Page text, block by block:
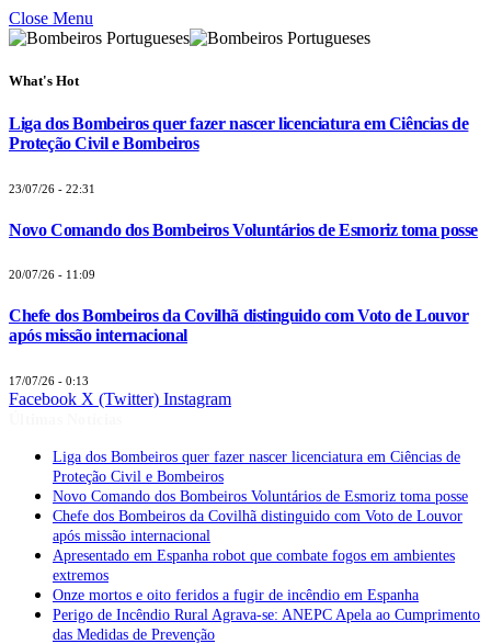
Close Menu
What's Hot
Liga dos Bombeiros quer fazer nascer licenciatura em Ciências de
Proteção Civil e Bombeiros
23/07/26 - 22:31
Novo Comando dos Bombeiros Voluntários de Esmoriz toma posse
20/07/26 - 11:09
Chefe dos Bombeiros da Covilhã distinguido com Voto de Louvor
após missão internacional
17/07/26 - 0:13
Facebook X (Twitter) Instagram
Liga dos Bombeiros quer fazer nascer licenciatura em Ciências de
Proteção Civil e Bombeiros
Novo Comando dos Bombeiros Voluntários de Esmoriz toma posse
Chefe dos Bombeiros da Covilhã distinguido com Voto de Louvor
após missão internacional
Apresentado em Espanha robot que combate fogos em ambientes
extremos
Onze mortos e oito feridos a fugir de incêndio em Espanha
Perigo de Incêndio Rural Agrava-se: ANEPC Apela ao Cumprimento
das Medidas de Prevenção